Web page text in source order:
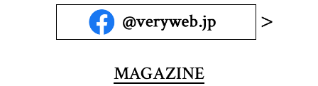
MAGAZINE